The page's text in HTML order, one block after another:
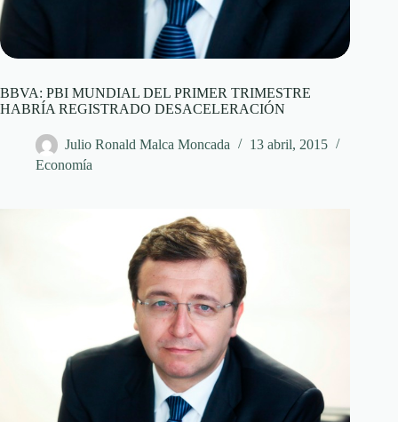
BBVA: PBI MUNDIAL DEL PRIMER TRIMESTRE
HABRÍA REGISTRADO DESACELERACIÓN
Julio Ronald Malca Moncada
13 abril, 2015
Economía